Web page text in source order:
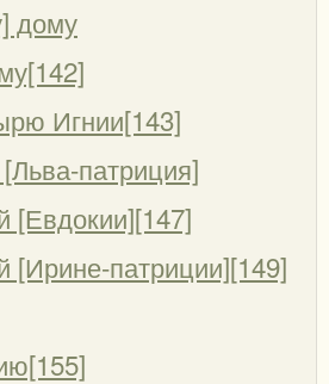
дому
Игнии[143]
патриция]
[Евдокии][147]
[Ирине-патриции][149]